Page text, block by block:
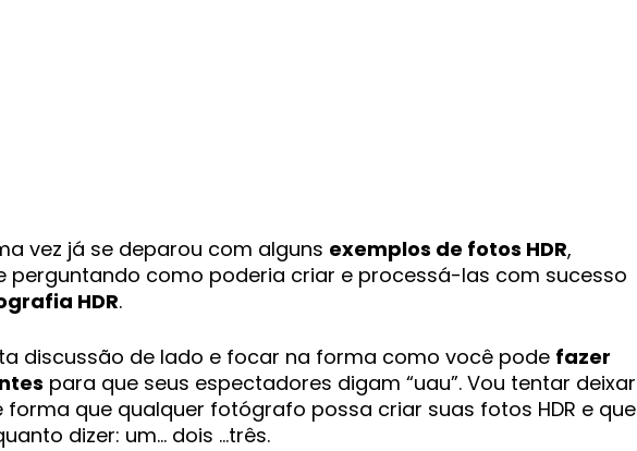
vez já se deparou com alguns exemplos de fotos HDR,
perguntando como poderia criar e processá-las com sucesso
HDR.
discussão de lado e focar na forma como você pode fazer
para que seus espectadores digam “uau”. Vou tentar deixar
que qualquer fotógrafo possa criar suas fotos HDR e que
dizer: um… dois …três.